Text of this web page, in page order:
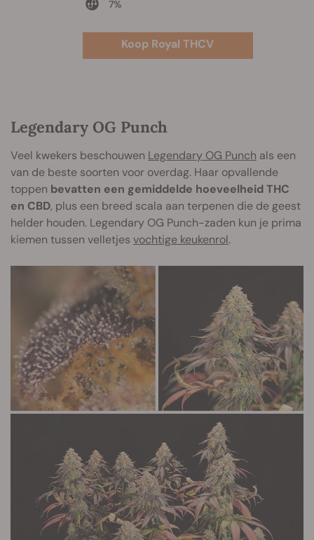
7%
Koop Royal THCV
Legendary OG Punch
Veel kwekers beschouwen Legendary OG Punch als een
van de beste soorten voor overdag. Haar opvallende
toppen bevatten een gemiddelde hoeveelheid THC
en CBD, plus een breed scala aan terpenen die de geest
helder houden. Legendary OG Punch-zaden kun je prima
kiemen tussen velletjes vochtige keukenrol.